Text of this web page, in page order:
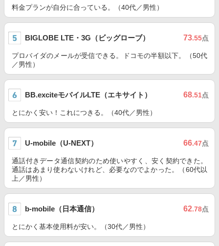
料金プランが自分に合っている。（40代／男性）
BIGLOBE LTE・3G（ビッグローブ） 73.55点
プロバイダのメールが受信できる。ドコモの半額以下。（50代
／男性）
BB.exciteモバイルLTE（エキサイト） 68.51点
とにかく安い！これにつきる。（40代／男性）
U-mobile（U-NEXT） 66.47点
通話付きデータ通信契約のため使いやすく、安く契約できた。
通話はあまり使わないけれど、必要なのでよかった。（60代以
上／男性）
b-mobile（日本通信） 62.78点
とにかく基本使用料が安い。（30代／男性）